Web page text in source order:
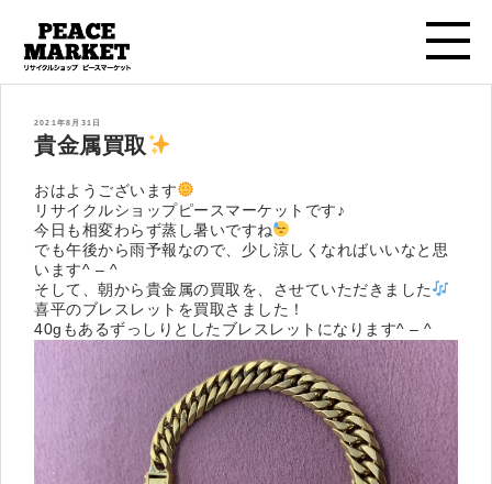
投
日:
2021年8月31日
貴金属買取
おはようございます
リサイクルショップピースマーケットです♪
今日も相変わらず蒸し暑いですね
でも午後から雨予報なので、少し涼しくなればいいなと思
います^ – ^
そして、朝から貴金属の買取を、させていただきました
喜平のブレスレットを買取さました！
40gもあるずっしりとしたブレスレットになります^ – ^